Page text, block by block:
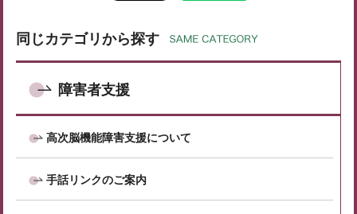
同じカテゴリから探す
障害者支援
高次脳機能障害支援について
手話リンクのご案内